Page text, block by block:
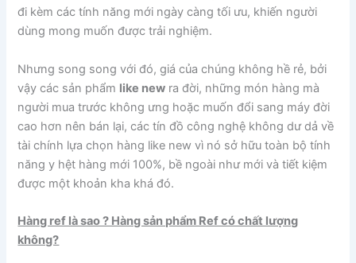
đi kèm các tính năng mới ngày càng tối ưu, khiến người
dùng mong muốn được trải nghiệm.
Nhưng song song với đó, giá của chúng không hề rẻ, bởi
vậy các sản phẩm like new ra đời, những món hàng mà
người mua trước không ưng hoặc muốn đổi sang máy đời
cao hơn nên bán lại, các tín đồ công nghệ không dư dả về
tài chính lựa chọn hàng like new vì nó sở hữu toàn bộ tính
năng y hệt hàng mới 100%, bề ngoài như mới và tiết kiệm
được một khoản kha khá đó.
Hàng ref là sao ? Hàng sản phẩm Ref có chất lượng
không?